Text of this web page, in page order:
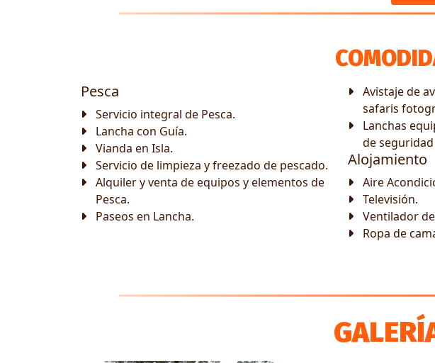
Pesca
Servicio integral de Pesca.
Lancha con Guía.
Vianda en Isla.
Servicio de limpieza y freezado de pescado.
Alquiler y venta de equipos y elementos de
Pesca.
Paseos en Lancha.
Avistaje de
safaris
Lanchas
de seguridad
Alojamiento
Aire
Televisión.
Ventilador
Ropa de